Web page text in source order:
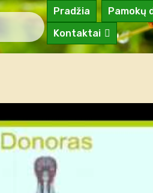
Pradžia Pamokų
Kontaktai